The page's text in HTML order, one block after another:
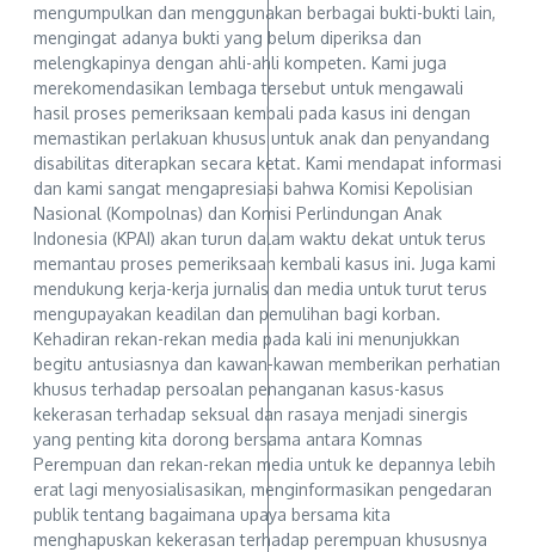
mengumpulkan dan menggunakan berbagai bukti-bukti lain,
mengingat adanya bukti yang belum diperiksa dan
melengkapinya dengan ahli-ahli kompeten. Kami juga
merekomendasikan lembaga tersebut untuk mengawali
hasil proses pemeriksaan kembali pada kasus ini dengan
memastikan perlakuan khusus untuk anak dan penyandang
disabilitas diterapkan secara ketat. Kami mendapat informasi
dan kami sangat mengapresiasi bahwa Komisi Kepolisian
Nasional (Kompolnas) dan Komisi Perlindungan Anak
Indonesia (KPAI) akan turun dalam waktu dekat untuk terus
memantau proses pemeriksaan kembali kasus ini. Juga kami
mendukung kerja-kerja jurnalis dan media untuk turut terus
mengupayakan keadilan dan pemulihan bagi korban.
Kehadiran rekan-rekan media pada kali ini menunjukkan
begitu antusiasnya dan kawan-kawan memberikan perhatian
khusus terhadap persoalan penanganan kasus-kasus
kekerasan terhadap seksual dan rasaya menjadi sinergis
yang penting kita dorong bersama antara Komnas
Perempuan dan rekan-rekan media untuk ke depannya lebih
erat lagi menyosialisasikan, menginformasikan pengedaran
publik tentang bagaimana upaya bersama kita
menghapuskan kekerasan terhadap perempuan khususnya